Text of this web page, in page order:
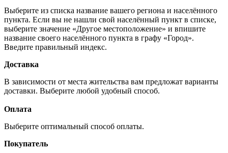
Выберите из списка название вашего региона и населённого
пункта. Если вы не нашли свой населённый пункт в списке,
выберите значение «Другое местоположение» и впишите
название своего населённого пункта в графу «Город».
Введите правильный индекс.
Доставка
В зависимости от места жительства вам предложат варианты
доставки. Выберите любой удобный способ.
Оплата
Выберите оптимальный способ оплаты.
Покупатель